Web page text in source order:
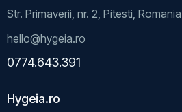
Str. Primaverii, nr. 2, Pitesti, Romania
hello@hygeia.ro
0774.643.391
Hygeia.ro